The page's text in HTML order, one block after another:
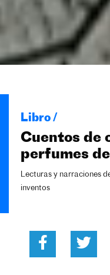
Libro /
Cuentos de
perfumes
Lecturas y narraciones
inventos